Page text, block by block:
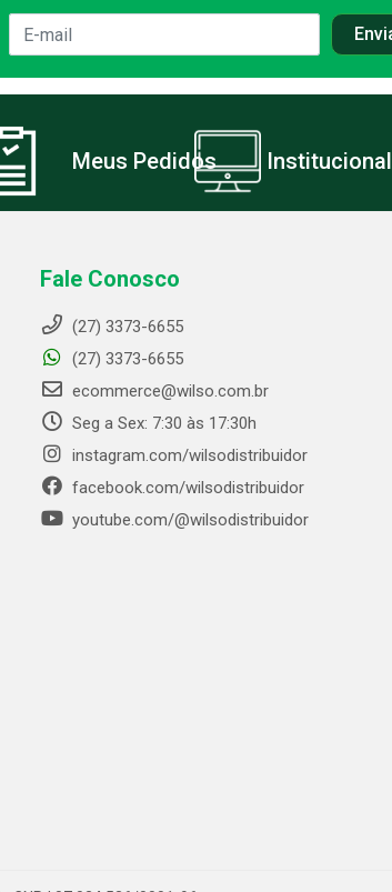
Meus Pedidos Institucional
Fale Conosco
(27) 3373-6655
(27) 3373-6655
ecommerce@wilso.com.br
Seg a Sex: 7:30 às 17:30h
instagram.com/wilsodistribuidor
facebook.com/wilsodistribuidor
youtube.com/@wilsodistribuidor